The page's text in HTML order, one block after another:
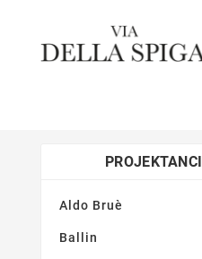
PROJEKTANCI
Aldo Bruè
Ballin